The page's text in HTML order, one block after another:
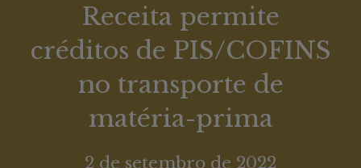
Receita permite
créditos de PIS/COFINS
no transporte de
matéria-prima
2 de setembro de 2022